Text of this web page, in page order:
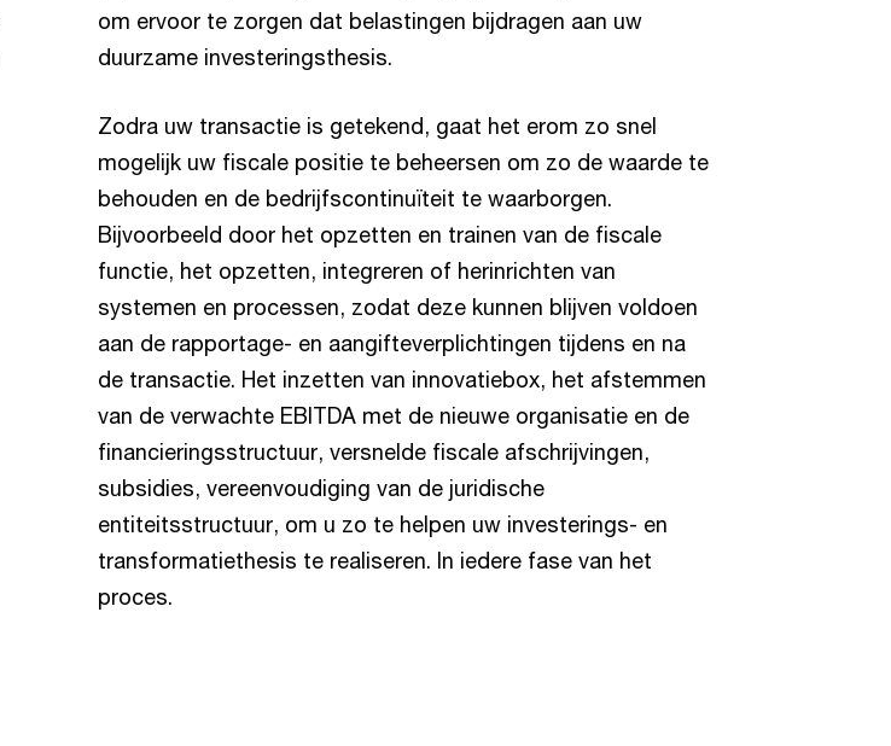
om ervoor te zorgen dat belastingen bijdragen aan uw
duurzame investeringsthesis.
Zodra uw transactie is getekend, gaat het erom zo snel
mogelijk uw fiscale positie te beheersen om zo de waarde te
behouden en de bedrijfscontinuïteit te waarborgen.
Bijvoorbeeld door het opzetten en trainen van de fiscale
functie, het opzetten, integreren of herinrichten van
systemen en processen, zodat deze kunnen blijven voldoen
aan de rapportage- en aangifteverplichtingen tijdens en na
de transactie. Het inzetten van innovatiebox, het afstemmen
van de verwachte EBITDA met de nieuwe organisatie en de
financieringsstructuur, versnelde fiscale afschrijvingen,
subsidies, vereenvoudiging van de juridische
entiteitsstructuur, om u zo te helpen uw investerings- en
transformatiethesis te realiseren. In iedere fase van het
proces.